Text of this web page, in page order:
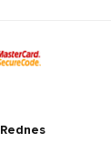
Rednes